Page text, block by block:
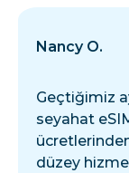
Nancy O.
Geçtiğimiz
seyahat
düzey